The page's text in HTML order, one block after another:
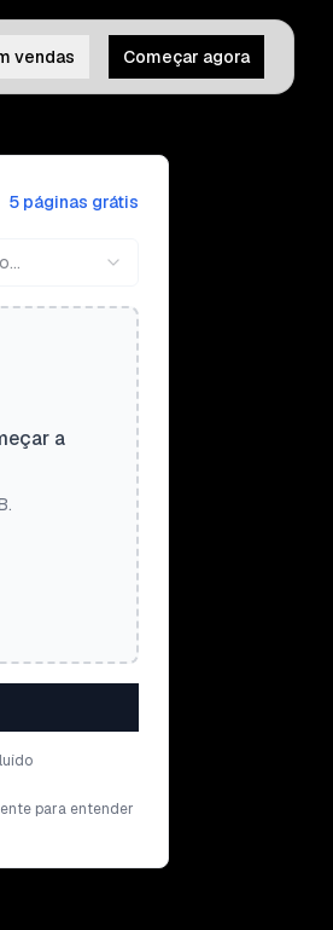
vendas Começar agora
5 páginas grátis
a
para entender